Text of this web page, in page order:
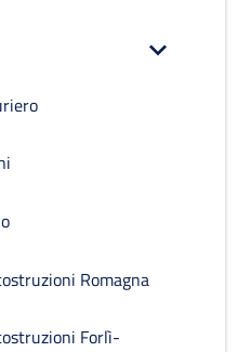
Romagna
Forlì-